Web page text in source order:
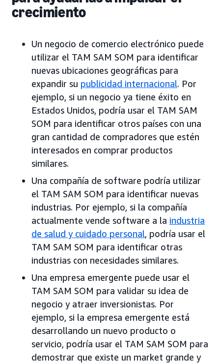
crecimiento
Un negocio de comercio electrónico puede
utilizar el TAM SAM SOM para identificar
nuevas ubicaciones geográficas para
expandir su publicidad internacional. Por
ejemplo, si un negocio ya tiene éxito en
Estados Unidos, podría usar el TAM SAM
SOM para identificar otros países con una
gran cantidad de compradores que estén
interesados en comprar productos
similares.
Una compañía de software podría utilizar
el TAM SAM SOM para identificar nuevas
industrias. Por ejemplo, si la compañía
actualmente vende software a la industria
de salud y cuidado personal, podría usar el
TAM SAM SOM para identificar otras
industrias con necesidades similares.
Una empresa emergente puede usar el
TAM SAM SOM para validar su idea de
negocio y atraer inversionistas. Por
ejemplo, si la empresa emergente está
desarrollando un nuevo producto o
servicio, podría usar el TAM SAM SOM para
demostrar que existe un market grande y